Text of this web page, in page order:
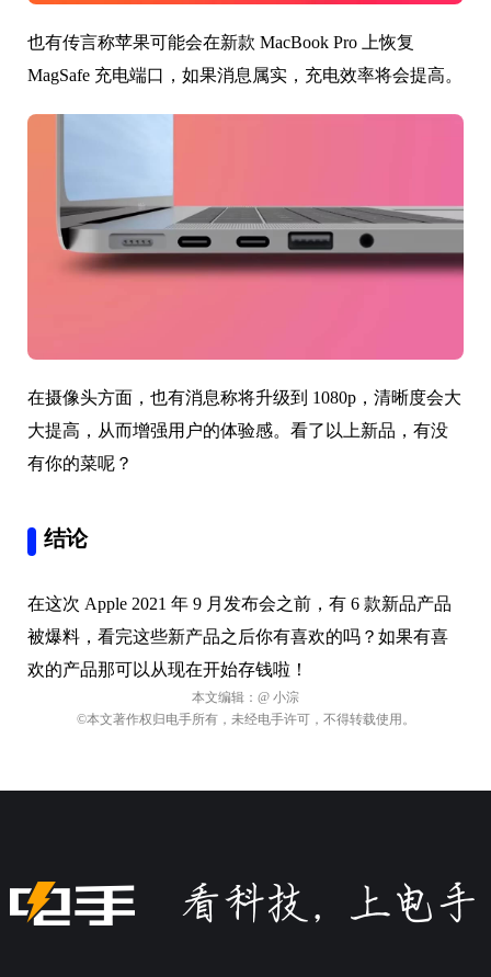
也有传言称苹果可能会在新款 MacBook Pro 上恢复
MagSafe 充电端口，如果消息属实，充电效率将会提高。
在摄像头方面，也有消息称将升级到 1080p，清晰度会大
大提高，从而增强用户的体验感。看了以上新品，有没
有你的菜呢？
结论
在这次 Apple 2021 年 9 月发布会之前，有 6 款新品产品
被爆料，看完这些新产品之后你有喜欢的吗？如果有喜
欢的产品那可以从现在开始存钱啦！
本文编辑： @ 小淙
©本文著作权归电手所有，未经电手许可，不得转载使用。